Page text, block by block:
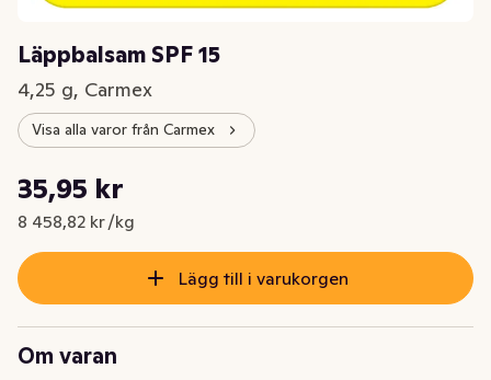
Läppbalsam SPF 15
4,25 g, Carmex
Visa alla varor från Carmex
Nuvarande pris är: 35,95 kr
35,95 kr
8 458,82 kr /kg
Styckpris: 8 458,82 kr /kg
Lägg till i varukorgen
Om varan